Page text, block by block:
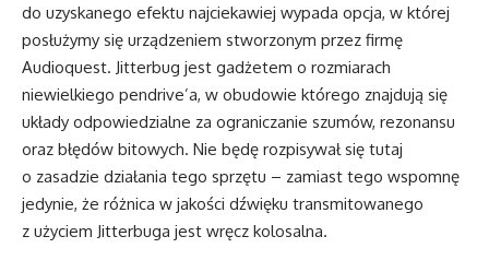
do uzyskanego efektu najciekawiej wypada opcja, w której
posłużymy się urządzeniem stworzonym przez firmę
Audioquest. Jitterbug jest gadżetem o rozmiarach
niewielkiego pendrive’a, w obudowie którego znajdują się
układy odpowiedzialne za ograniczanie szumów, rezonansu
oraz błędów bitowych. Nie będę rozpisywał się tutaj
o zasadzie działania tego sprzętu – zamiast tego wspomnę
jedynie, że różnica w jakości dźwięku transmitowanego
z użyciem Jitterbuga jest wręcz kolosalna.